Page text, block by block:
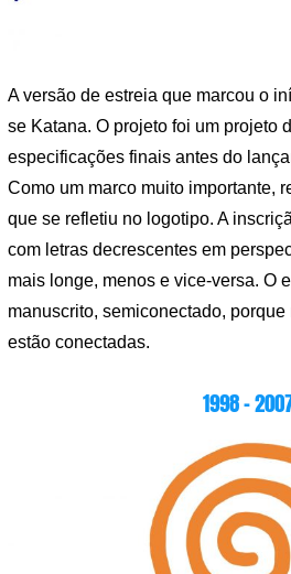
A versão de estreia que marcou o
se Katana. O projeto foi um projeto
especificações finais antes do
Como um marco muito importante,
que se refletiu no logotipo. A
com letras decrescentes em
mais longe, menos e vice-versa. O
manuscrito, semiconectado,
estão conectadas.
1998 –